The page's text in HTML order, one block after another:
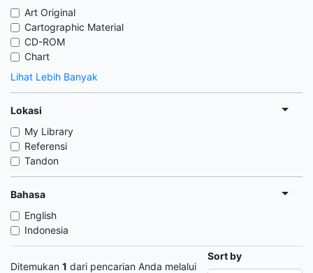
Art Original
Cartographic Material
CD-ROM
Chart
Lihat Lebih Banyak
Lokasi
My Library
Referensi
Tandon
Bahasa
English
Indonesia
Ditemukan 1 dari pencarian Anda melalui
Sort by